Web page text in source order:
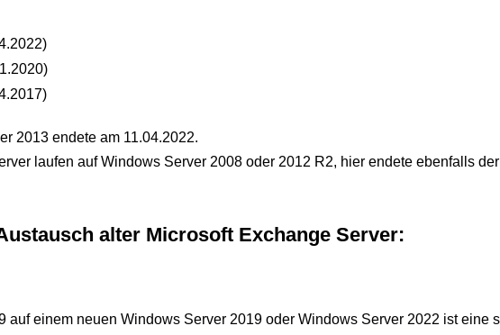
2013 endete am 11.04.2022.
laufen auf Windows Server 2008 oder 2012 R2, hier endete ebenfalls
alter Microsoft Exchange Server:
auf einem neuen Windows Server 2019 oder Windows Server 2022 ist eine